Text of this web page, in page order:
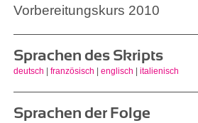
Vorbereitungskurs 2010
Sprachen des Skripts
deutsch französisch englisch italienisch
Sprachen der Folge